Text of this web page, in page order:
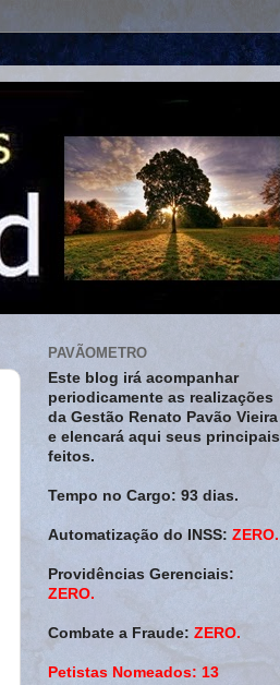
PAVÃOMETRO
Este blog irá acompanhar
periodicamente as realizações
da Gestão Renato Pavão Vieira
e elencará aqui seus principais
feitos.
Tempo no Cargo: 93 dias.
Automatização do INSS: ZERO.
Providências Gerenciais:
ZERO.
Combate a Fraude: ZERO.
Petistas Nomeados: 13